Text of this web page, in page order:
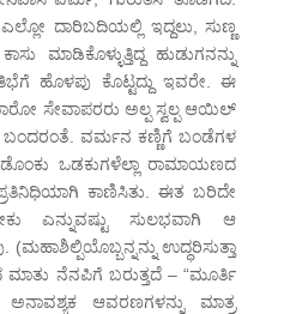
ದಾರಿಬದಿಯಲ್ಲಿ ಇದ್ದಲು, ಸುಣ್ಣ
ಮಾಡಿಕೊಳ್ಳುತ್ತಿದ್ದ ಹುಡುಗನನ್ನು
ಹೊಳಪು ಕೊಟ್ಟದ್ದು ಇವರೇ. ಈ
ಸೇವಾಪರರು ಅಲ್ಪ ಸ್ವಲ್ಪ ಆಯಿಲ್
ಬಂದರಂತೆ. ವರ್ಮನ ಕಣ್ಣಿಗೆ ಬಂಡೆಗಳ
ಒಡಕುಗಳೆಲ್ಲಾ ರಾಮಾಯಣದ
ಕಾಣಿಸಿತು. ಈತ ಬರಿದೇ
ಎನ್ನುವಷ್ಟು ಸುಲಭವಾಗಿ ಆ
ಉದ್ಧರಿಸುತ್ತಾ
ಮಾತು ನೆನಪಿಗೆ ಬರುತ್ತದೆ – “ಮೂರ್ತಿ
ಅನಾವಶ್ಯಕ ಆವರಣಗಳನ್ನು ಮಾತ್ರ